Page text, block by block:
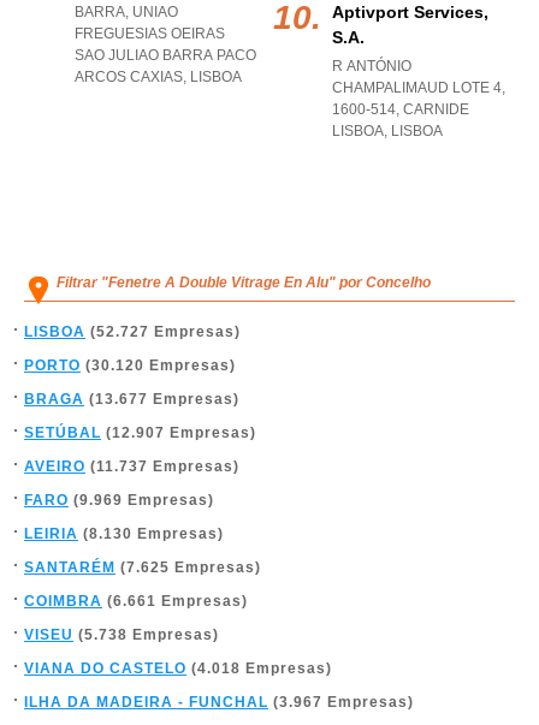
BARRA, UNIAO
FREGUESIAS OEIRAS
SAO JULIAO BARRA PACO
ARCOS CAXIAS, LISBOA
Aptivport Services,
S.a.
R ANTÓNIO
CHAMPALIMAUD LOTE 4,
1600-514, CARNIDE
LISBOA, LISBOA
Filtrar "Fenetre A Double Vitrage En Alu" por Concelho
LISBOA (52.727 Empresas)
PORTO (30.120 Empresas)
BRAGA (13.677 Empresas)
SETÚBAL (12.907 Empresas)
AVEIRO (11.737 Empresas)
FARO (9.969 Empresas)
LEIRIA (8.130 Empresas)
SANTARÉM (7.625 Empresas)
COIMBRA (6.661 Empresas)
VISEU (5.738 Empresas)
VIANA DO CASTELO (4.018 Empresas)
ILHA DA MADEIRA - FUNCHAL (3.967 Empresas)